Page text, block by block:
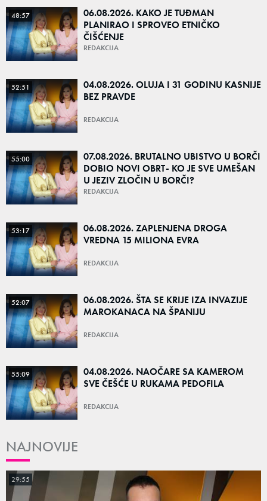
48:57
06.08.2026. KAKO JE TUĐMAN
PLANIRAO I SPROVEO ETNIČKO
ČIŠĆENJE
REDAKCIJA
52:51
04.08.2026. OLUJA I 31 GODINU KASNIJE
BEZ PRAVDE
REDAKCIJA
55:00
07.08.2026. BRUTALNO UBISTVO U BORČI
DOBIO NOVI OBRT- KO JE SVE UMEŠAN
U JEZIV ZLOČIN U BORČI?
REDAKCIJA
53:17
06.08.2026. ZAPLENJENA DROGA
VREDNA 15 MILIONA EVRA
REDAKCIJA
52:07
06.08.2026. ŠTA SE KRIJE IZA INVAZIJE
MAROKANACA NA ŠPANIJU
REDAKCIJA
55:09
04.08.2026. NAOČARE SA KAMEROM
SVE ČEŠĆE U RUKAMA PEDOFILA
REDAKCIJA
NAJNOVIJE
29:55